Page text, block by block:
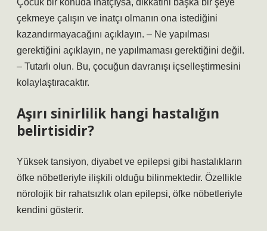
Çocuk bir konuda inatçıysa, dikkatini başka bir şeye
çekmeye çalışın ve inatçı olmanın ona istediğini
kazandırmayacağını açıklayın. – Ne yapılması
gerektiğini açıklayın, ne yapılmaması gerektiğini değil.
– Tutarlı olun. Bu, çocuğun davranışı içselleştirmesini
kolaylaştıracaktır.
Aşırı sinirlilik hangi hastalığın
belirtisidir?
Yüksek tansiyon, diyabet ve epilepsi gibi hastalıkların
öfke nöbetleriyle ilişkili olduğu bilinmektedir. Özellikle
nörolojik bir rahatsızlık olan epilepsi, öfke nöbetleriyle
kendini gösterir.